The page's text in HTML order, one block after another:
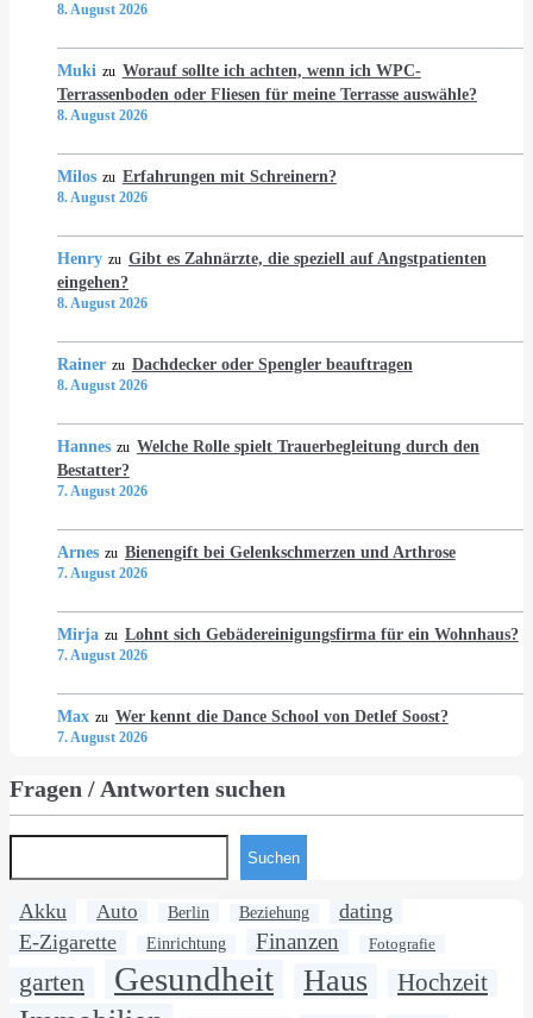
8. August 2026
Muki zu Worauf sollte ich achten, wenn ich WPC-
Terrassenboden oder Fliesen für meine Terrasse auswähle?
8. August 2026
Milos zu Erfahrungen mit Schreinern?
8. August 2026
Henry zu Gibt es Zahnärzte, die speziell auf Angstpatienten
eingehen?
8. August 2026
Rainer zu Dachdecker oder Spengler beauftragen
8. August 2026
Hannes zu Welche Rolle spielt Trauerbegleitung durch den
Bestatter?
7. August 2026
Arnes zu Bienengift bei Gelenkschmerzen und Arthrose
7. August 2026
Mirja zu Lohnt sich Gebädereinigungsfirma für ein Wohnhaus?
7. August 2026
Max zu Wer kennt die Dance School von Detlef Soost?
7. August 2026
Fragen / Antworten suchen
Suchen
Akku Auto Berlin Beziehung
dating
E-Zigarette
Einrichtung Finanzen Fotografie
garten Gesundheit Haus Hochzeit